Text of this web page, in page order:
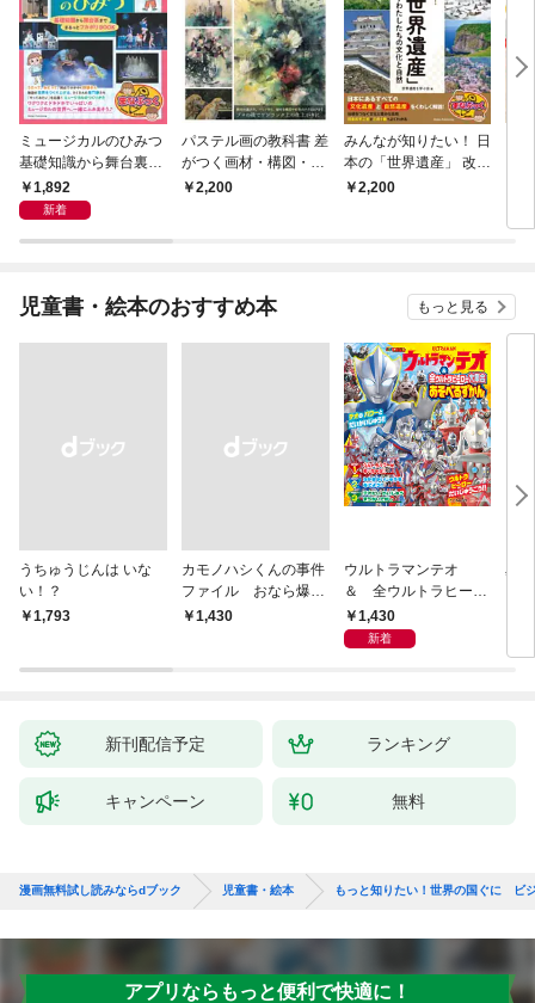
ミュージカルのひみつ
基礎知識から舞台裏ま
で まるっとフカボリB
OOK
1,892
新着
パステル画の教科書 差
がつく画材・構図・表
現技法を極める
2,200
みんなが知りたい！ 日
本の「世界遺産」 改訂
版 未来に遺すわたした
2,200
児童書・絵本のおすすめ本 もっと見る
うちゅうじんは いな
い！？
￥1,793
カモノハシくんの事件
ファイル おなら爆
弾！ 危機イッパツ編
￥1,430
ウルトラマンテオ
＆ 全ウルトラヒーロ
ー大集合 あそべるず
かん
1,430
新着
星
新刊配信予定 ランキング
キャンペーン 無料
漫画無料試し読みならdブック 児童書・絵本 もっと知りたい！世界の国ぐに ビ
アプリならもっと便利で快適に！